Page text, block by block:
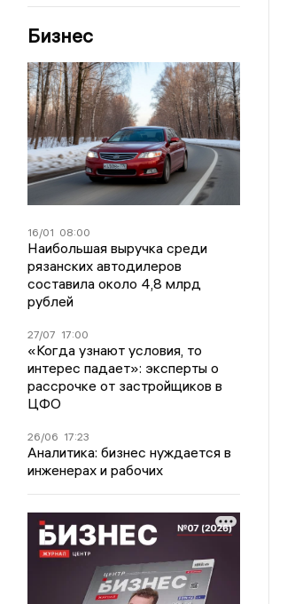
Бизнес
16/01 08:00
Наибольшая выручка среди
рязанских автодилеров
составила около 4,8 млрд
рублей
27/07 17:00
«Когда узнают условия, то
интерес падает»: эксперты о
рассрочке от застройщиков в
ЦФО
26/06 17:23
Аналитика: бизнес нуждается в
инженерах и рабочих